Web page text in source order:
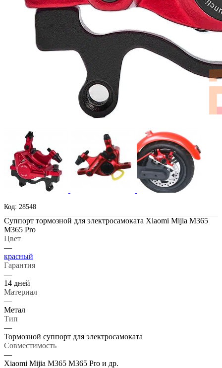
Код: 28548
Суппорт тормозной для электросамоката Xiaomi Mijia M365
M365 Pro
Цвет
—
красный
Гарантия
—
14 дней
Материал
—
Метал
Тип
—
Тормозной суппорт для электросамоката
Совместимость
—
Xiaomi Mijia M365 M365 Pro и др.